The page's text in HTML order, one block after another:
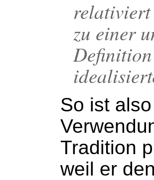
zu einer
So ist
Tradition
weil er